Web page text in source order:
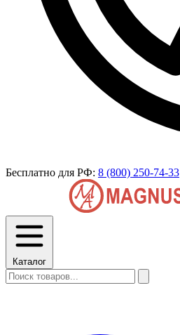
Бесплатно для РФ: 8 (800) 250-74-33
Каталог